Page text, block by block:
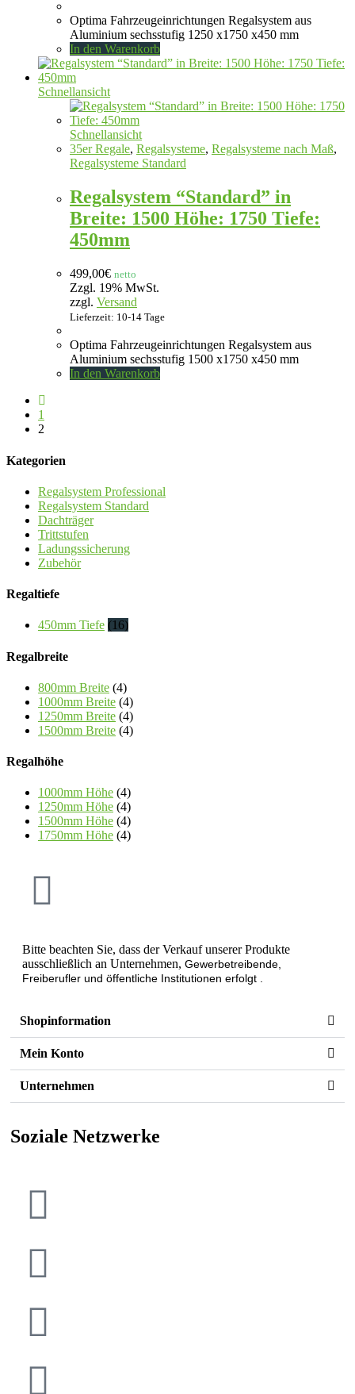
Optima Fahrzeugeinrichtungen Regalsystem aus
Aluminium sechsstufig 1250 x1750 x450 mm
In den Warenkorb
Schnellansicht
Schnellansicht
35er Regale, Regalsysteme, Regalsysteme nach Maß,
Regalsysteme Standard
Regalsystem “Standard” in
Breite: 1500 Höhe: 1750 Tiefe:
450mm
499,00€ netto
Zzgl. 19% MwSt.
zzgl. Versand
Lieferzeit: 10-14 Tage
Optima Fahrzeugeinrichtungen Regalsystem aus
Aluminium sechsstufig 1500 x1750 x450 mm
In den Warenkorb
1
2
Kategorien
Regalsystem Professional
Regalsystem Standard
Dachträger
Trittstufen
Ladungssicherung
Zubehör
Regaltiefe
450mm Tiefe (16)
Regalbreite
800mm Breite (4)
1000mm Breite (4)
1250mm Breite (4)
1500mm Breite (4)
Regalhöhe
1000mm Höhe (4)
1250mm Höhe (4)
1500mm Höhe (4)
1750mm Höhe (4)
Bitte beachten Sie, dass der Verkauf unserer Produkte
ausschließlich an Unternehmen, Gewerbetreibende,
Freiberufler und öffentliche Institutionen erfolgt .
Shopinformation
Mein Konto
Unternehmen
Soziale Netzwerke